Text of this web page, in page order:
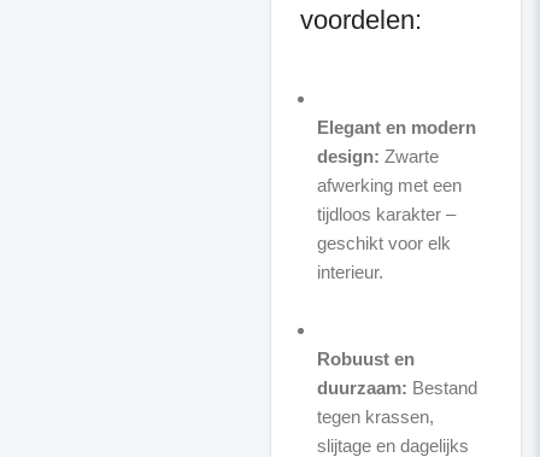
voordelen:
Elegant en modern
design: Zwarte
afwerking met een
tijdloos karakter –
geschikt voor elk
interieur.
Robuust en
duurzaam: Bestand
tegen krassen,
slijtage en dagelijks